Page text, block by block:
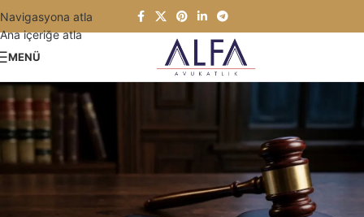
Navigasyona atla
Ana içeriğe atla
MENÜ